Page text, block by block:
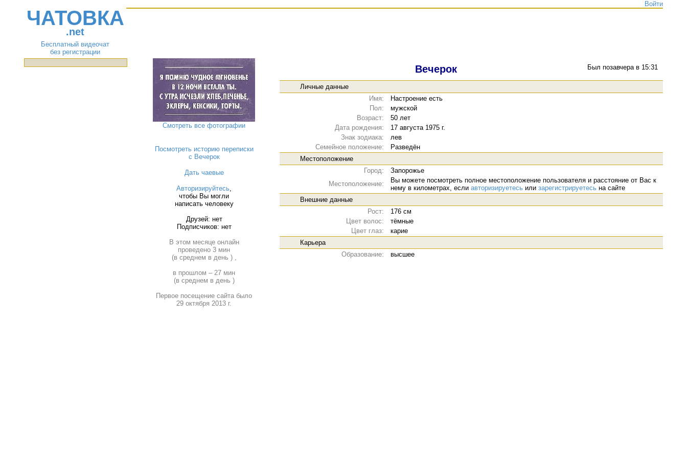
Войти
ЧАТОВКА
.net
Бесплатный видеочат
без регистрации
Смотреть все фотографии
Посмотреть историю переписки
с Вечерок
Дать чаевые
Авторизируйтесь,
чтобы Вы могли
написать человеку
Друзей: нет
Подписчиков: нет
В этом месяце онлайн
проведено 3 мин
(в среднем в день ) ,
в прошлом – 27 мин
(в среднем в день )
Первое посещение сайта было
29 октября 2013 г.
Был позавчера в 15:31
Вечерок
Личные данные
Имя:
Настроение есть
Пол:
мужской
Возраст:
50 лет
Дата рождения:
17 августа 1975 г.
Знак зодиака:
лев
Семейное положение:
Разведён
Местоположение
Город:
Запорожье
Местоположение:
Вы можете посмотреть полное местоположение пользователя и расстояние от Вас к
нему в километрах, если авторизируетесь или зарегистрируетесь на сайте
Внешние данные
Рост:
176 см
Цвет волос:
тёмные
Цвет глаз:
карие
Карьера
Образование:
высшее